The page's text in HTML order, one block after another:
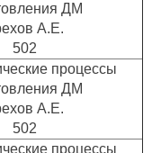
ДМ
А.Е.
502
процессы
ДМ
А.Е.
502
процессы